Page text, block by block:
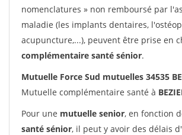
nomenclatures » non remboursé par
maladie (les implants dentaires,
acupuncture,...), peuvent être prise en
complémentaire santé sénior.
Mutuelle Force Sud mutuelles 34535
Mutuelle complémentaire santé à
Pour une mutuelle senior, en fonction
santé sénior, il peut y avoir des délais